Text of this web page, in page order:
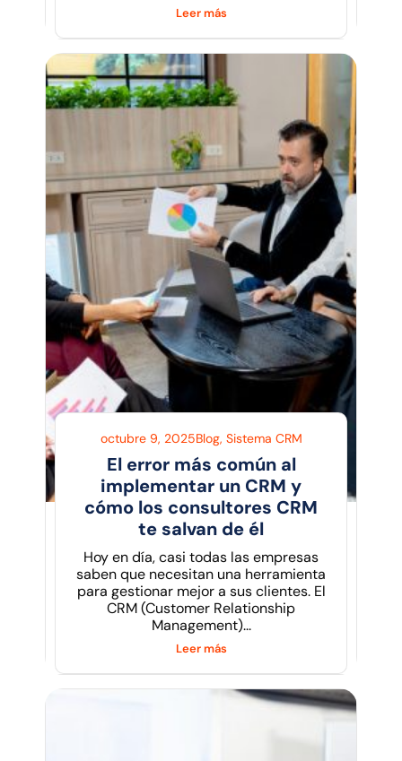
Leer más
octubre 9, 2025Blog, Sistema CRM
El error más común al
implementar un CRM y
cómo los consultores CRM
te salvan de él
Hoy en día, casi todas las empresas
saben que necesitan una herramienta
para gestionar mejor a sus clientes. El
CRM (Customer Relationship
Management)...
Leer más